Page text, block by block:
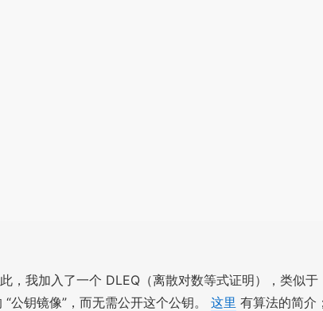
，我加入了一个 DLEQ（离散对数等式证明），类似于
钥镜像”，而无需公开这个公钥。 这里 有算法的简介